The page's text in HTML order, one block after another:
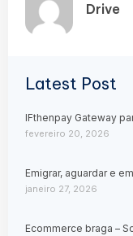
Drive
Latest Post
IFthenpay Gateway
fevereiro 20, 2026
Emigrar, aguardar e
janeiro 27, 2026
Ecommerce braga –